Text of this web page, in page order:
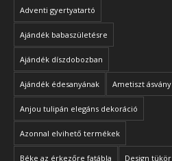
Adventi gyertyatartó
Ajándék babaszületésre
Ajándék díszdobozban
Ajándék édesanyának Ametiszt ásvány
Anjou tulipán elegáns dekoráció
Azonnal elvihető termékek
Béke az érkezőre fatábla Design tükör